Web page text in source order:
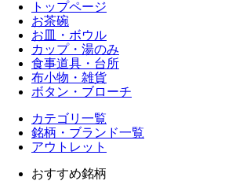
トップページ
お茶碗
お皿・ボウル
カップ・湯のみ
食事道具・台所
布小物・雑貨
ボタン・ブローチ
カテゴリ一覧
銘柄・ブランド一覧
アウトレット
おすすめ銘柄